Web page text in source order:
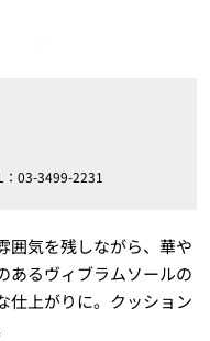
03-3499-2231
囲気を残しながら、華や
あるヴィブラムソールの
仕上がりに。クッション